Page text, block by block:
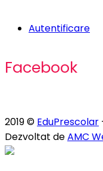
Autentificare
Facebook
2019 © EduPrescolar
Dezvoltat deAMC